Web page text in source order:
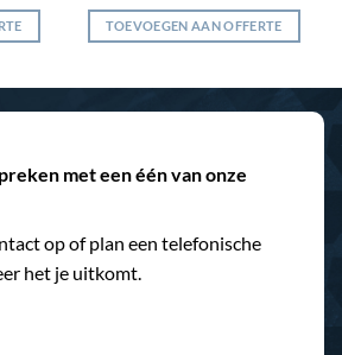
TOEVOEGEN AAN OFFERTE
met een één van onze
op of plan een telefonische
het je uitkomt.